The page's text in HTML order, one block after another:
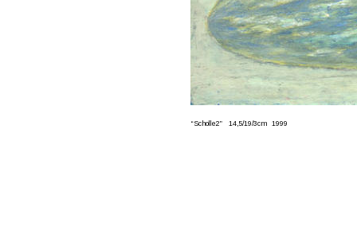
“Scholle2”    14,5/19/3cm   1999